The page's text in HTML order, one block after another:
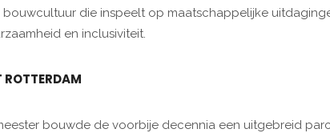
die inspeelt op maatschappelijke
en inclusiviteit.
bouwde de voorbije decennia een uitgebreid